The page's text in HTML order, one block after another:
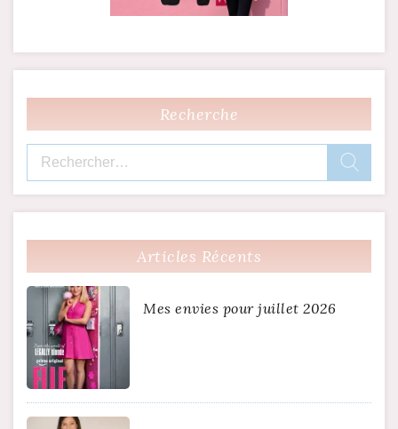
Recherche
Rechercher :
Articles Récents
Mes envies pour juillet 2026